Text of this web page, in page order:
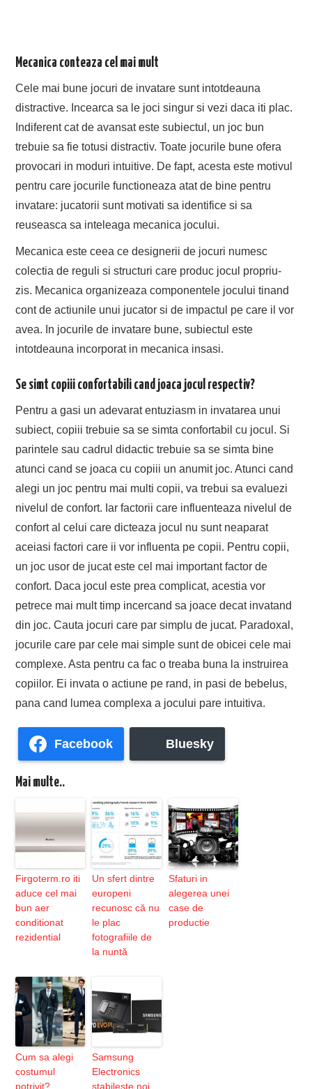
Mecanica conteaza cel mai mult
Cele mai bune jocuri de invatare sunt intotdeauna
distractive. Incearca sa le joci singur si vezi daca iti plac.
Indiferent cat de avansat este subiectul, un joc bun
trebuie sa fie totusi distractiv. Toate jocurile bune ofera
provocari in moduri intuitive. De fapt, acesta este motivul
pentru care jocurile functioneaza atat de bine pentru
invatare: jucatorii sunt motivati sa identifice si sa
reuseasca sa inteleaga mecanica jocului.
Mecanica este ceea ce designerii de jocuri numesc
colectia de reguli si structuri care produc jocul propriu-
zis. Mecanica organizeaza componentele jocului tinand
cont de actiunile unui jucator si de impactul pe care il vor
avea. In jocurile de invatare bune, subiectul este
intotdeauna incorporat in mecanica insasi.
Se simt copiii confortabili cand joaca jocul respectiv?
Pentru a gasi un adevarat entuziasm in invatarea unui
subiect, copiii trebuie sa se simta confortabil cu jocul. Si
parintele sau cadrul didactic trebuie sa se simta bine
atunci cand se joaca cu copiii un anumit joc. Atunci cand
alegi un joc pentru mai multi copii, va trebui sa evaluezi
nivelul de confort. Iar factorii care influenteaza nivelul de
confort al celui care dicteaza jocul nu sunt neaparat
aceiasi factori care ii vor influenta pe copii. Pentru copii,
un joc usor de jucat este cel mai important factor de
confort. Daca jocul este prea complicat, acestia vor
petrece mai mult timp incercand sa joace decat invatand
din joc. Cauta jocuri care par simplu de jucat. Paradoxal,
jocurile care par cele mai simple sunt de obicei cele mai
complexe. Asta pentru ca fac o treaba buna la instruirea
copiilor. Ei invata o actiune pe rand, in pasi de bebelus,
pana cand lumea complexa a jocului pare intuitiva.
Facebook Bluesky
Mai multe..
Firgoterm.ro iti
aduce cel mai
bun aer
conditionat
rezidential
Un sfert dintre
europeni
recunosc că nu
le plac
fotografiile de
la nuntă
Sfaturi in
alegerea unei
case de
productie
Cum sa alegi
costumul
potrivit?
Samsung
Electronics
stabilește noi